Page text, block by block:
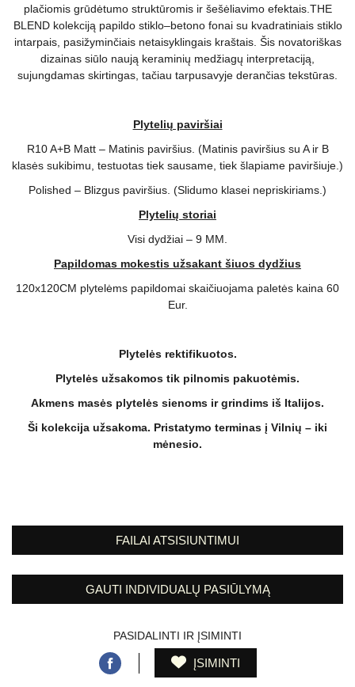
plačiomis grūdėtumo struktūromis ir šešėliavimo efektais.THE
BLEND kolekciją papildo stiklo–betono fonai su kvadratiniais stiklo
intarpais, pasižyminčiais netaisyklingais kraštais. Šis novatoriškas
dizainas siūlo naują keraminių medžiagų interpretaciją,
sujungdamas skirtingas, tačiau tarpusavyje derančias tekstūras.
Plytelių paviršiai
R10 A+B Matt – Matinis paviršius. (Matinis paviršius su A ir B
klasės sukibimu, testuotas tiek sausame, tiek šlapiame paviršiuje.)
Polished – Blizgus paviršius. (Slidumo klasei nepriskiriams.)
Plytelių storiai
Visi dydžiai – 9 MM.
Papildomas mokestis užsakant šiuos dydžius
120x120CM plytelėms papildomai skaičiuojama paletės kaina 60
Eur.
Plytelės rektifikuotos.
Plytelės užsakomos tik pilnomis pakuotėmis.
Akmens masės plytelės sienoms ir grindims iš Italijos.
Ši kolekcija užsakoma. Pristatymo terminas į Vilnių – iki
mėnesio.
FAILAI ATSISIUNTIMUI
GAUTI INDIVIDUALŲ PASIŪLYMĄ
PASIDALINTI IR ĮSIMINTI
ĮSIMINTI